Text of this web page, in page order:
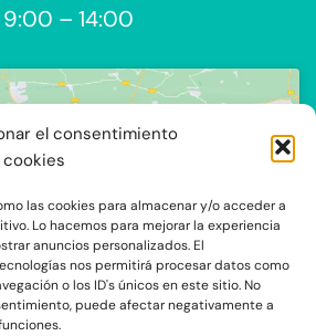
el consentimiento
cookies
las cookies para almacenar y/o acceder a
Lo hacemos para mejorar la experiencia
anuncios personalizados. El
nos permitirá procesar datos como
o los ID's únicos en este sitio. No
puede afectar negativamente a
9:00 – 14:00
para aceptar cookies de
y permitir este contenido